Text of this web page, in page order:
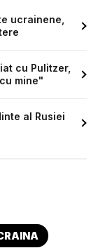
ucrainene,
cu Pulitzer,
mine"
al Rusiei